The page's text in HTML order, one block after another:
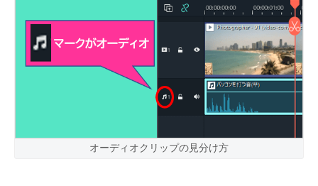
オーディオクリップの見分け方